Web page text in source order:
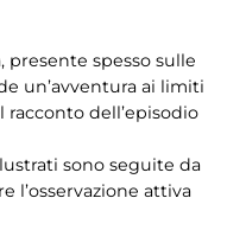
spesso sulle
un’avventura ai limiti
racconto dell’episodio
sono seguite da
l’osservazione attiva